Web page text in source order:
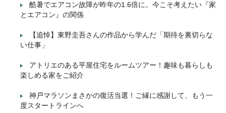
酷暑でエアコン故障が昨年の1.6倍に。今こそ考えたい『家
とエアコン』の関係
【追悼】東野圭吾さんの作品から学んだ「期待を裏切らな
い仕事」
アトリエのある平屋住宅をルームツアー！趣味も暮らしも
楽しめる家をご紹介
神戸マラソンまさかの復活当選！ご縁に感謝して、もう一
度スタートラインへ